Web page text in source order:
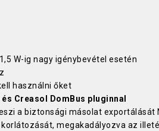
W-ig nagy igénybevétel esetén
használni őket
Creasol DomBus pluginnal
a biztonsági másolat exportálását
megakadályozva az